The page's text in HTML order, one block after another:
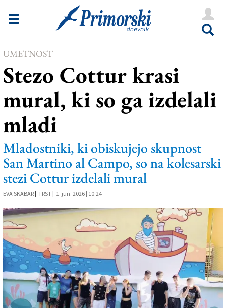
Novice
Goriška
Kultura
Šport
Še
Vreme
V Kioskih
Oglasi
Založnik
Zadruga PD
Naročnine
UMETNOST
Stezo Cottur krasi
mural, ki so ga izdelali
mladi
Mladostniki, ki obiskujejo skupnost
San Martino al Campo, so na kolesarski
stezi Cottur izdelali mural
EVA SKABAR | TRST | 1. jun. 2026 | 10:24